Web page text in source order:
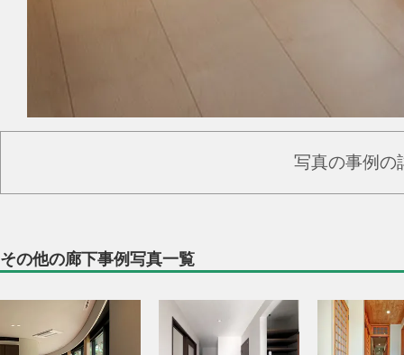
写真の事例の
その他の廊下事例写真一覧